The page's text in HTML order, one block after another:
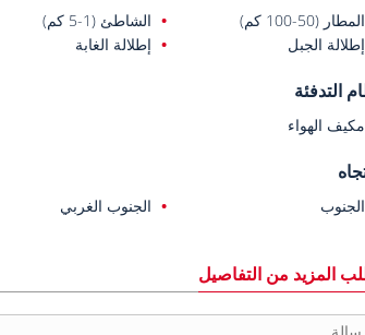
المطار (50-100 كم) الشاطئ (1-5 كم)
إطلالة الجبل
إطلالة الغابة
التدفئة
مكيف الهواء
الجنوب الجنوب الغربي
المزيد من التفاصيل